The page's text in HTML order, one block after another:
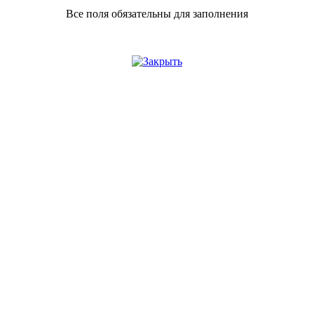
Все поля обязательны для заполнения